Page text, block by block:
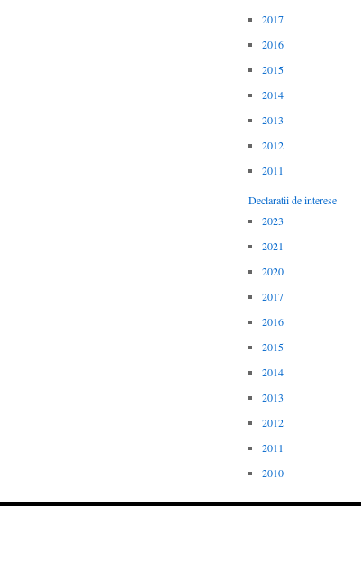
2017
2016
2015
2014
2013
2012
2011
Declaratii de interese
2023
2021
2020
2017
2016
2015
2014
2013
2012
2011
2010